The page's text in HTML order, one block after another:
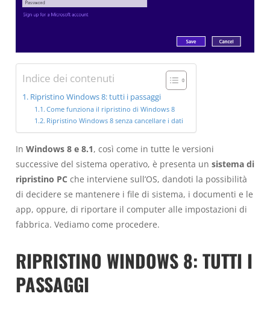
Indice dei contenuti
Ripristino Windows 8: tutti i passaggi
Come funziona il ripristino di Windows 8
Ripristino Windows 8 senza cancellare i dati
In Windows 8 e 8.1, così come in tutte le versioni
successive del sistema operativo, è presenta un sistema di
ripristino PC che interviene sull’OS, dandoti la possibilità
di decidere se mantenere i file di sistema, i documenti e le
app, oppure, di riportare il computer alle impostazioni di
fabbrica. Vediamo come procedere.
RIPRISTINO WINDOWS 8: TUTTI I
PASSAGGI